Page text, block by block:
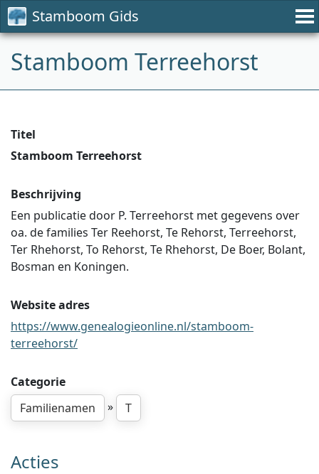
Stamboom Gids
Stamboom Terreehorst
Titel
Stamboom Terreehorst
Beschrijving
Een publicatie door P. Terreehorst met gegevens over
oa. de families Ter Reehorst, Te Rehorst, Terreehorst,
Ter Rhehorst, To Rehorst, Te Rhehorst, De Boer, Bolant,
Bosman en Koningen.
Website adres
https://www.genealogieonline.nl/stamboom-
terreehorst/
Categorie
Familienamen
» T
Acties